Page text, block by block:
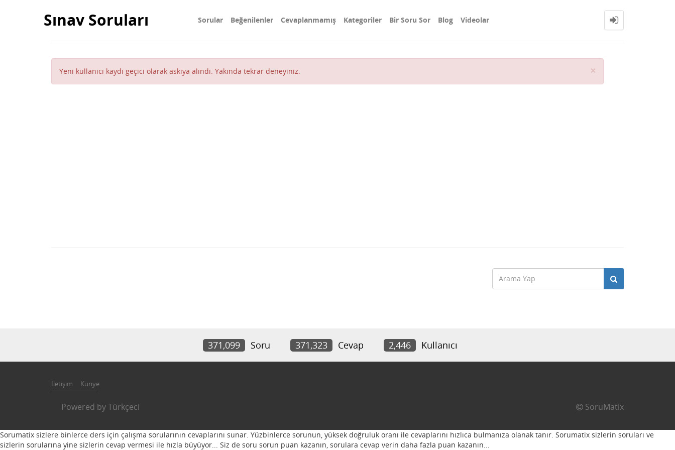
Sınav Soruları Sorular Beğenilenler Cevaplanmamış Kategoriler Bir Soru Sor Blog Videolar
Yeni kullanıcı kaydı geçici olarak askıya alındı. Yakında tekrar deneyiniz. ×
371,099 Soru 371,323 Cevap 2,446 Kullanıcı
İletişim Künye
Powered byTürkçeci SoruMatix
Sorumatix sizlere binlerce ders için çalışma sorularının cevaplarını sunar. Yüzbinlerce sorunun, yüksek doğruluk oranı ile cevaplarını hızlıca bulmanıza olanak tanır. Sorumatix sizlerin soruları ve
sizlerin sorularına yine sizlerin cevap vermesi ile hızla büyüyor... Siz de soru sorun puan kazanın, sorulara cevap verin daha fazla puan kazanın...